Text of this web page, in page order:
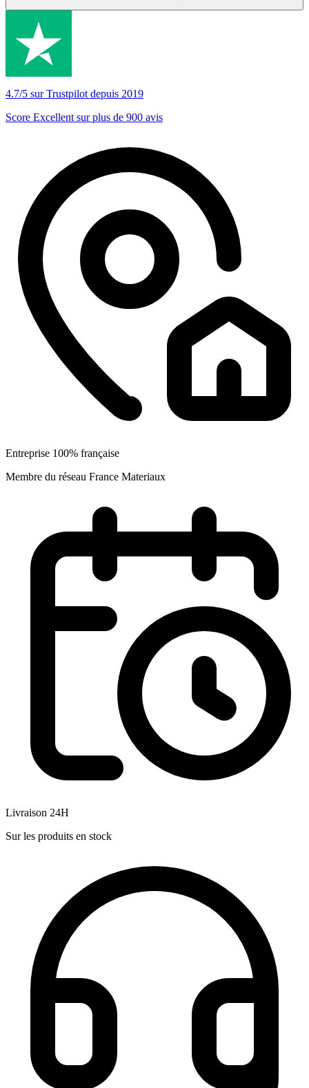
4.7/5 sur Trustpilot depuis 2019
Score Excellent sur plus de 900 avis
Entreprise 100% française
Membre du réseau France Materiaux
Livraison 24H
Sur les produits en stock